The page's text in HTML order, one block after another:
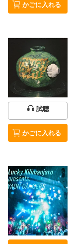
かごに入れる
試聴
かごに入れる